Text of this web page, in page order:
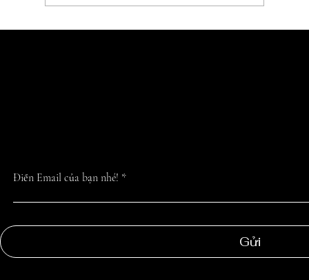
Điền Email của bạn nhé!
Gửi